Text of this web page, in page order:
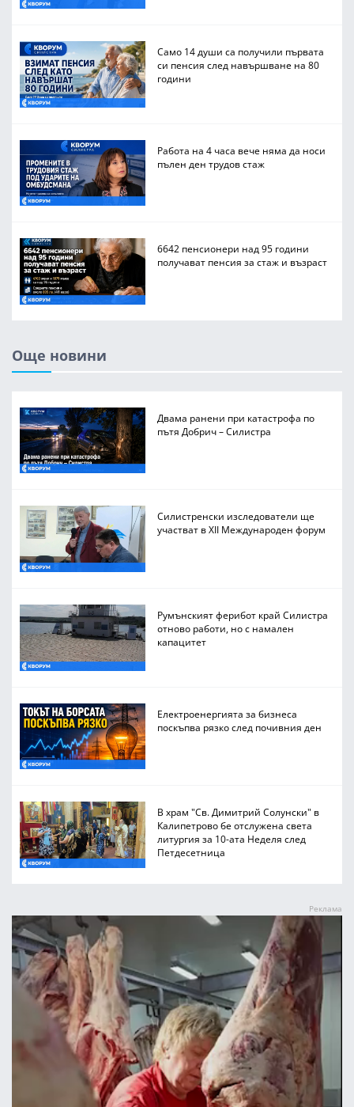
Само 14 души са получили първата
си пенсия след навършване на 80
години
Работа на 4 часа вече няма да носи
пълен ден трудов стаж
6642 пенсионери над 95 години
получават пенсия за стаж и възраст
Още новини
Двама ранени при катастрофа по
пътя Добрич – Силистра
Силистренски изследователи ще
участват в XII Международен форум
Румънският ферибот край Силистра
отново работи, но с намален
капацитет
Електроенергията за бизнеса
поскъпва рязко след почивния ден
В храм "Св. Димитрий Солунски" в
Калипетрово бе отслужена света
литургия за 10-ата Неделя след
Петдесетница